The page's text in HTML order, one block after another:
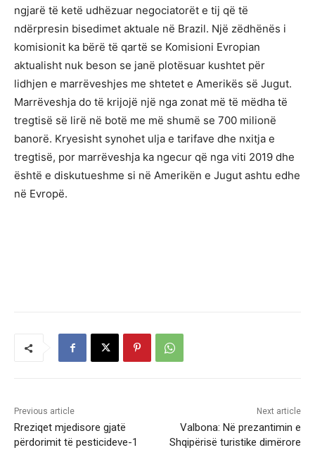
ngjarë të ketë udhëzuar negociatorët e tij që të
ndërpresin bisedimet aktuale në Brazil. Një zëdhënës i
komisionit ka bërë të qartë se Komisioni Evropian
aktualisht nuk beson se janë plotësuar kushtet për
lidhjen e marrëveshjes me shtetet e Amerikës së Jugut.
Marrëveshja do të krijojë një nga zonat më të mëdha të
tregtisë së lirë në botë me më shumë se 700 milionë
banorë. Kryesisht synohet ulja e tarifave dhe nxitja e
tregtisë, por marrëveshja ka ngecur që nga viti 2019 dhe
është e diskutueshme si në Amerikën e Jugut ashtu edhe
në Evropë.
Previous article
Rreziqet mjedisore gjatë
përdorimit të pesticideve-1
Next article
Valbona: Në prezantimin e
Shqipërisë turistike dimërore